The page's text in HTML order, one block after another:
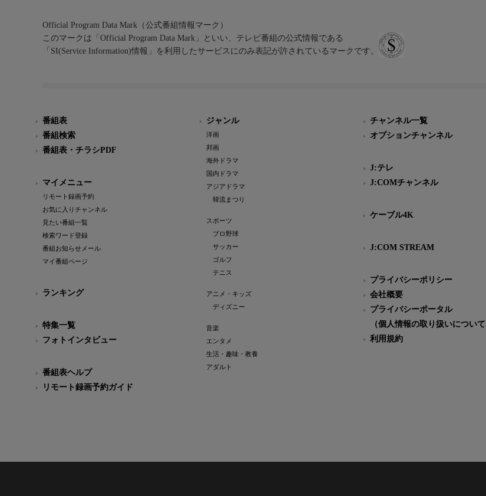
Official Program Data Mark（公式番組情報マーク）
このマークは「Official Program Data Mark」といい、テレビ番組の公式情報である
「SI(Service Information)情報」を利用したサービスにのみ表記が許されているマークです。
番組表
番組検索
番組表・チラシPDF
マイメニュー
リモート録画予約
お気に入りチャンネル
見たい番組一覧
検索ワード登録
番組お知らせメール
マイ番組ページ
ランキング
特集一覧
フォトインタビュー
番組表ヘルプ
リモート録画予約ガイド
ジャンル
洋画
邦画
海外ドラマ
国内ドラマ
アジアドラマ
韓流まつり
スポーツ
プロ野球
サッカー
ゴルフ
テニス
アニメ・キッズ
ディズニー
音楽
エンタメ
生活・趣味・教養
アダルト
チャンネル一覧
オプションチャンネル
J:テレ
J:COMチャンネル
ケーブル4K
J:COM STREAM
プライバシーポリシー
会社概要
プライバシーポータル
（個人情報の取り扱いについて
利用規約